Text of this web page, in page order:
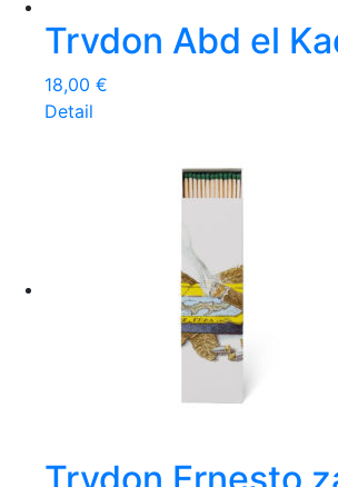
Trvdon Abd el
18,00 €
Detail